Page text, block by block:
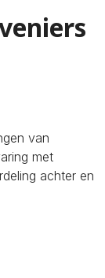
van
met
achter en